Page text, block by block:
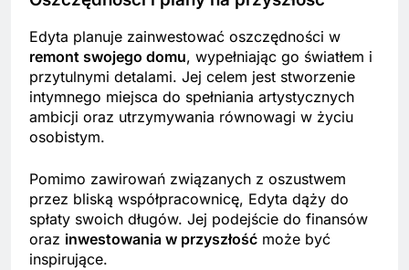
Edyta planuje zainwestować oszczędności w
remont swojego domu, wypełniając go światłem i
przytulnymi detalami. Jej celem jest stworzenie
intymnego miejsca do spełniania artystycznych
ambicji oraz utrzymywania równowagi w życiu
osobistym.
Pomimo zawirowań związanych z oszustwem
przez bliską współpracownicę, Edyta dąży do
spłaty swoich długów. Jej podejście do finansów
oraz inwestowania w przyszłość może być
inspirujące.